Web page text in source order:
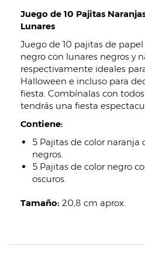
Juego de 10 Pajitas
Lunares
Juego de 10 pajitas de
negro con lunares negros y
respectivamente ideales
Halloween e incluso para
fiesta. Combínalas con
tendrás una fiesta
Contiene:
5 Pajitas de color naranja
negros.
5 Pajitas de color negro
oscuros.
Tamaño: 20,8 cm aprox.